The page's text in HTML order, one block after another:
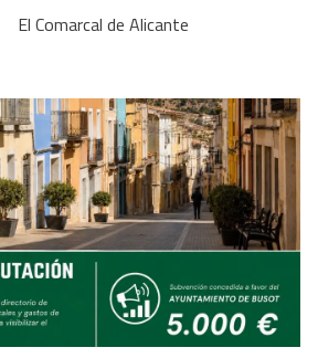
El Comarcal de Alicante